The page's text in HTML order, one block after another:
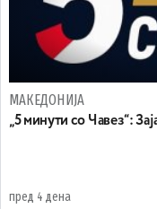
МАКЕДОНИЈА
„5 минути со Чавез“:
пред 4 дена